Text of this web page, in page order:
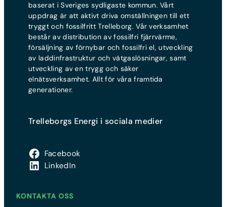
baserat i Sveriges sydligaste kommun. Vårt
uppdrag är att aktivt driva omställningen till ett
tryggt och fossilfritt Trelleborg. Vår verksamhet
består av distribution av fossilfri fjärrvärme,
försäljning av förnybar och fossilfri el, utveckling
av laddinfrastruktur och vätgaslösningar, samt
utveckling av en trygg och säker
elnätsverksamhet. Allt för våra framtida
generationer.
Trelleborgs Energi i sociala medier
Facebook
LinkedIn
KONTAKTA OSS